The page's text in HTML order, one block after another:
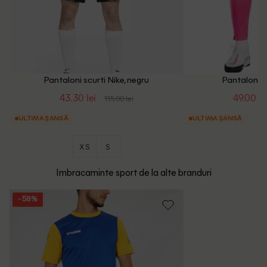
Pantaloni scurti Nike, negru
43.30 lei 115.00 lei
ULTIMA ȘANSĂ
XS S
Pantaloni
49.00
ULTIMA ȘANSĂ
Imbracaminte sport de la alte branduri
- 58%